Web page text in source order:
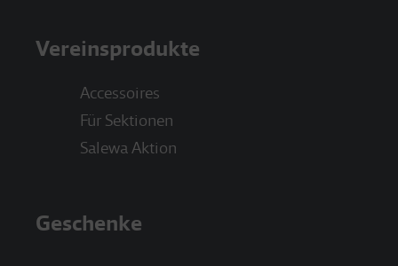
Vereinsprodukte
Accessoires
Für Sektionen
Salewa Aktion
Geschenke